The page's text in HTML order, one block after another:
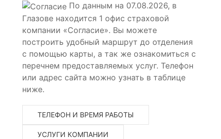
По данным на 07.08.2026, в
Глазове находится 1 офис страховой
компании «Согласие». Вы можете
построить удобный маршрут до отделения
с помощью карты, а так же ознакомиться с
перечнем предоставляемых услуг. Телефон
или адрес сайта можно узнать в таблице
ниже.
ТЕЛЕФОН И ВРЕМЯ РАБОТЫ
УСЛУГИ КОМПАНИИ